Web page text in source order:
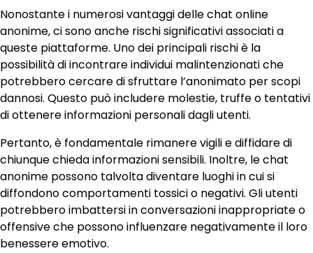
Nonostante i numerosi vantaggi delle chat online
anonime, ci sono anche rischi significativi associati a
queste piattaforme. Uno dei principali rischi è la
possibilità di incontrare individui malintenzionati che
potrebbero cercare di sfruttare l’anonimato per scopi
dannosi. Questo può includere molestie, truffe o tentativi
di ottenere informazioni personali dagli utenti.
Pertanto, è fondamentale rimanere vigili e diffidare di
chiunque chieda informazioni sensibili. Inoltre, le chat
anonime possono talvolta diventare luoghi in cui si
diffondono comportamenti tossici o negativi. Gli utenti
potrebbero imbattersi in conversazioni inappropriate o
offensive che possono influenzare negativamente il loro
benessere emotivo.